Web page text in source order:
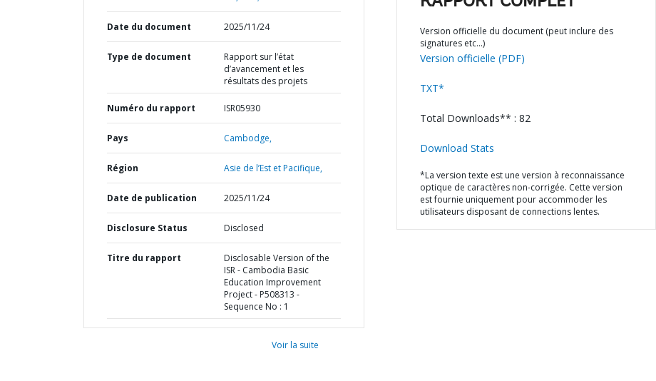
Date du document 2025/11/24
Type de document
Rapport sur l’état
d’avancement et les
résultats des projets
Numéro du rapport ISR05930
Pays Cambodge,
Région Asie de l’Est et Pacifique,
Date de publication 2025/11/24
Disclosure Status Disclosed
Titre du rapport
Disclosable Version of the
ISR - Cambodia Basic
Education Improvement
Project - P508313 -
Sequence No : 1
Voir la suite
Version officielle du document (peut inclure des
signatures etc…)
Version officielle (PDF)
TXT*
Total Downloads** : 82
Download Stats
*La version texte est une version à reconnaissance
optique de caractères non-corrigée. Cette version
est fournie uniquement pour accommoder les
utilisateurs disposant de connections lentes.